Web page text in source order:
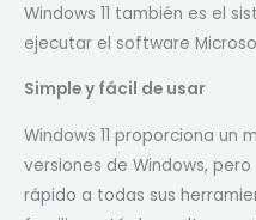
Windows 11 también es el
ejecutar el software
Simple y fácil de usar
Windows 11 proporciona un
versiones de Windows,
rápido a todas sus